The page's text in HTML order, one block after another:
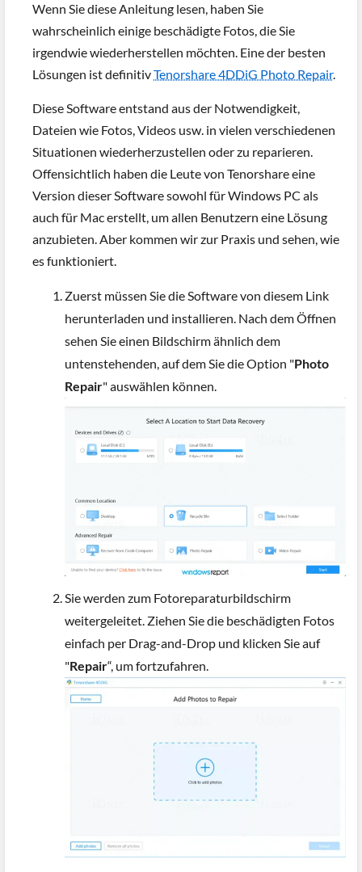
Wenn Sie diese Anleitung lesen, haben Sie
wahrscheinlich einige beschädigte Fotos, die Sie
irgendwie wiederherstellen möchten. Eine der besten
Lösungen ist definitivTenorshare 4DDiG Photo Repair.
Diese Software entstand aus der Notwendigkeit,
Dateien wie Fotos, Videos usw. in vielen verschiedenen
Situationen wiederherzustellen oder zu reparieren.
Offensichtlich haben die Leute von Tenorshare eine
Version dieser Software sowohl für Windows PC als
auch für Mac erstellt, um allen Benutzern eine Lösung
anzubieten. Aber kommen wir zur Praxis und sehen, wie
es funktioniert.
Zuerst müssen Sie die Software von diesem Link
herunterladen und installieren. Nach dem Öffnen
sehen Sie einen Bildschirm ähnlich dem
untenstehenden, auf dem Sie die Option "Photo
Repair" auswählen können.
Sie werden zum Fotoreparaturbildschirm
weitergeleitet. Ziehen Sie die beschädigten Fotos
einfach per Drag-and-Drop und klicken Sie auf
"Repair“, um fortzufahren.